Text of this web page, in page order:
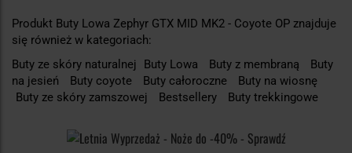
Produkt Buty Lowa Zephyr GTX MID MK2 - Coyote OP znajduje
się również w kategoriach:
Buty ze skóry naturalnej
Buty Lowa Buty z membraną
Buty
na jesień
Buty coyote Buty całoroczne
Buty na wiosnę
Buty ze skóry zamszowej
Bestsellery Buty trekkingowe